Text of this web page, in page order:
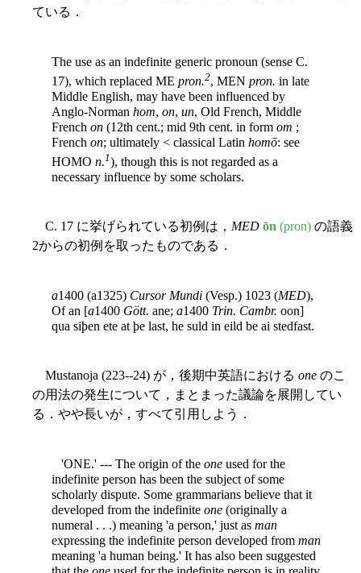
ている．
The use as an indefinite generic pronoun (sense C.
17), which replaced ME pron.2, MEN pron. in late
Middle English, may have been influenced by
Anglo-Norman hom, on, un, Old French, Middle
French on (12th cent.; mid 9th cent. in form om ;
French on; ultimately < classical Latin homō: see
HOMO n.1), though this is not regarded as a
necessary influence by some scholars.
C. 17 に挙げられている初例は， MED ōn (pron) の語義
2からの初例を取ったものである．
a1400 (a1325) Cursor Mundi (Vesp.) 1023 (MED),
Of an [a1400 Gött. ane; a1400 Trin. Cambr. oon]
qua siþen ete at þe last, he suld in eild be ai stedfast.
Mustanoja (223--24) が，後期中英語における one のこ
の用法の発生について，まとまった議論を展開してい
る．やや長いが，すべて引用しよう．
'ONE.' --- The origin of the one used for the
indefinite person has been the subject of some
scholarly dispute. Some grammarians believe that it
developed from the indefinite one (originally a
numeral . . .) meaning 'a person,' just as man
expressing the indefinite person developed from man
meaning 'a human being.' It has also been suggested